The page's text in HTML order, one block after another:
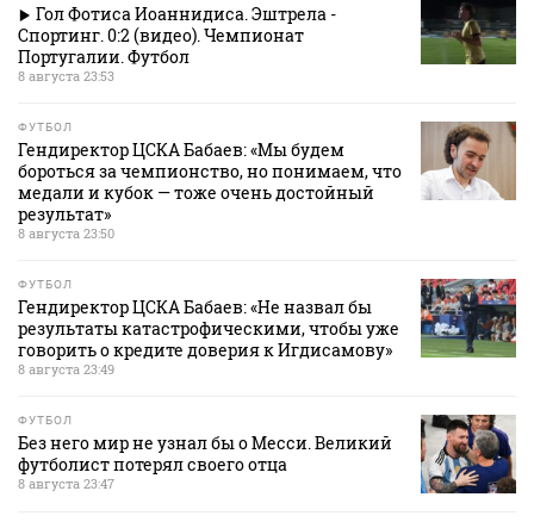
Гол Фотиса Иоаннидиса. Эштрела -
Спортинг. 0:2 (видео). Чемпионат
Португалии. Футбол
8 августа 23:53
ФУТБОЛ
Гендиректор ЦСКА Бабаев: «Мы будем
бороться за чемпионство, но понимаем, что
медали и кубок — тоже очень достойный
результат»
8 августа 23:50
ФУТБОЛ
Гендиректор ЦСКА Бабаев: «Не назвал бы
результаты катастрофическими, чтобы уже
говорить о кредите доверия к Игдисамову»
8 августа 23:49
ФУТБОЛ
Без него мир не узнал бы о Месси. Великий
футболист потерял своего отца
8 августа 23:47